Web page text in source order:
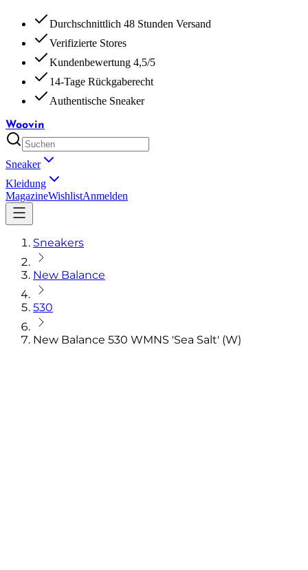
Durchschnittlich 48 Stunden Versand
Verifizierte Stores
Kundenbewertung 4,5/5
14-Tage Rückgaberecht
Authentische Sneaker
Woovin
Sneaker
Kleidung
MagazineWishlistAnmelden
Sneakers
New Balance
530
New Balance 530 WMNS 'Sea Salt' (W)